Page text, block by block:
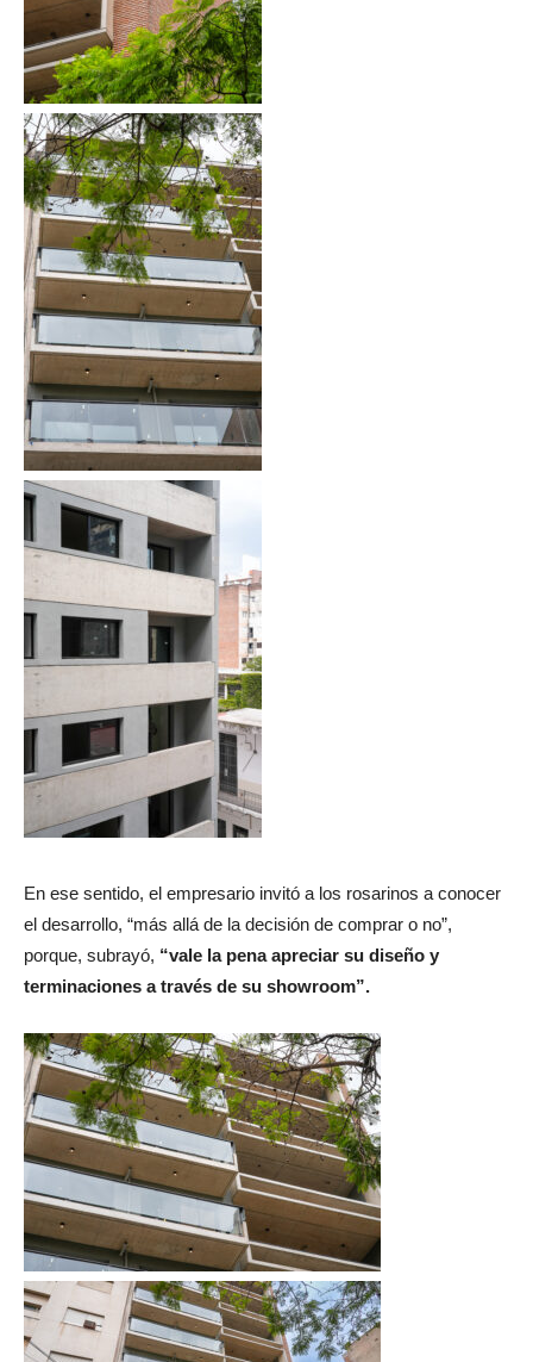
En ese sentido, el empresario invitó a los rosarinos a conocer
el desarrollo, “más allá de la decisión de comprar o no”,
porque, subrayó, “vale la pena apreciar su diseño y
terminaciones a través de su showroom”.